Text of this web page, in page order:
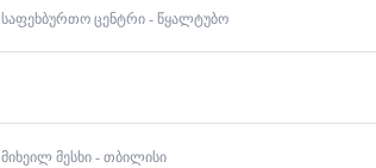
საფეხბურთო ცენტრი - წყალტუბო
მიხეილ მესხი - თბილისი